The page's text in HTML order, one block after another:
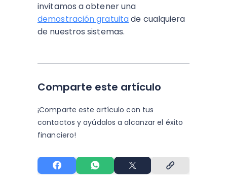
invitamos a obtener una
demostración gratuitade cualquiera
de nuestros sistemas.
Comparte este artículo
¡Comparte este artículo con tus
contactos y ayúdalos a alcanzar el éxito
financiero!